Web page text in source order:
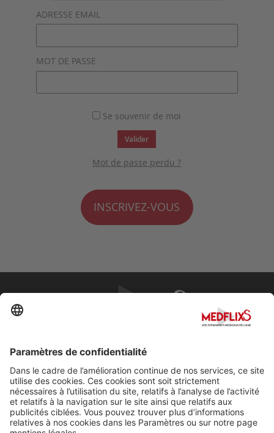
ADRESSE EMAIL
MOT DE PASSE
Se souvenir de moi
Valider
Mot de passe perdu ?
INSCRIVEZ-VOUS
À propos de MedflixS®
Aide
Contact
Mentions légales